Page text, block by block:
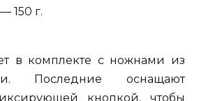
150 г.
в комплекте с ножнами из
Последние оснащают
кнопкой, чтобы